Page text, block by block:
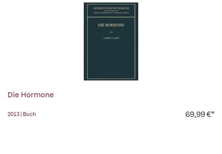
Die Hormone
2013 | Buch 69,99 €*